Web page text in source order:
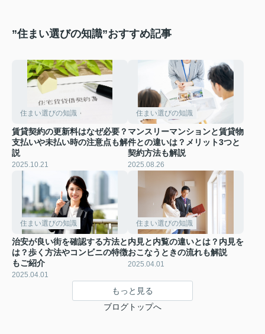
”住まい選びの知識”おすすめ記事
住まい選びの知識
賃貸契約の更新料はなぜ必要？
支払いや未払い時の注意点も解
説
2025.10.21
住まい選びの知識
マンスリーマンションと賃貸物
件との違いは？メリット3つと
契約方法も解説
2025.08.26
住まい選びの知識
治安が良い街を確認する方法と
は？歩く方法やコンビニの特徴
もご紹介
2025.04.01
住まい選びの知識
内見と内覧の違いとは？内見を
おこなうときの流れも解説
2025.04.01
もっと見る
ブログトップへ